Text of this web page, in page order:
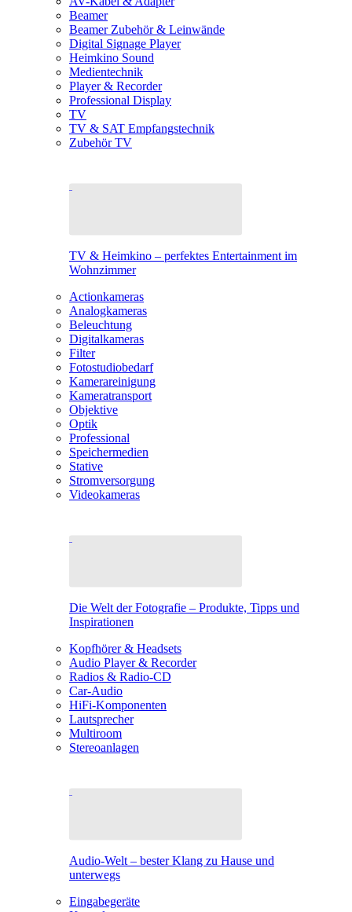
Beamer
Beamer Zubehör & Leinwände
Digital Signage Player
Heimkino Sound
Medientechnik
Player & Recorder
Professional Display
TV
TV & SAT Empfangstechnik
Zubehör TV
TV & Heimkino – perfektes Entertainment im
Wohnzimmer
Actionkameras
Analogkameras
Beleuchtung
Digitalkameras
Filter
Fotostudiobedarf
Kamerareinigung
Kameratransport
Objektive
Optik
Professional
Speichermedien
Stative
Stromversorgung
Videokameras
Die Welt der Fotografie – Produkte, Tipps und
Inspirationen
Kopfhörer & Headsets
Audio Player & Recorder
Radios & Radio-CD
Car-Audio
HiFi-Komponenten
Lautsprecher
Multiroom
Stereoanlagen
Audio-Welt – bester Klang zu Hause und
unterwegs
Eingabegeräte